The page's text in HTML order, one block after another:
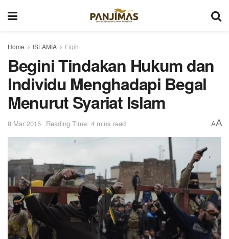
Home ISLAMIA Fiqih
Begini Tindakan Hukum dan
Individu Menghadapi Begal
Menurut Syariat Islam
8 Mar 2015 Reading Time: 4 mins read AA